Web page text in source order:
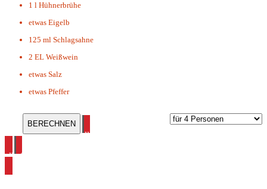
1 l Hühnerbrühe
etwas Eigelb
125 ml Schlagsahne
2 EL Weißwein
etwas Salz
etwas Pfeffer
alle Staudensellerie Rezepte ansehen
alle Suppen Rezepte ansehen